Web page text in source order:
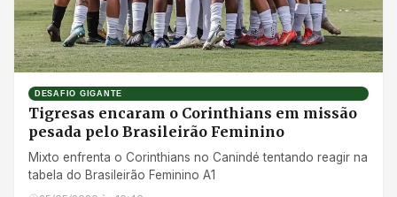
DESAFIO GIGANTE
Tigresas encaram o Corinthians em missão
pesada pelo Brasileirão Feminino
Mixto enfrenta o Corinthians no Canindé tentando reagir na
tabela do Brasileirão Feminino A1